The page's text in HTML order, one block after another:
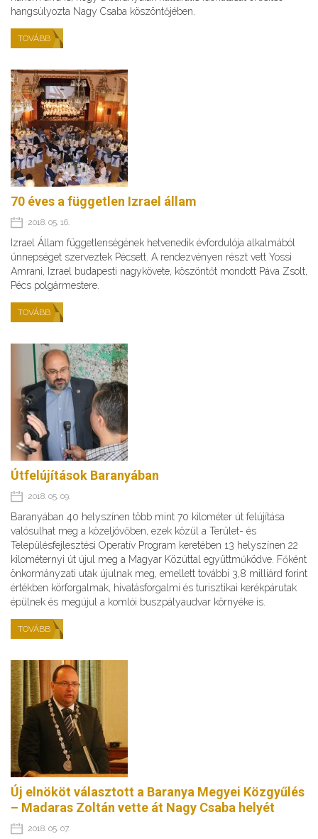
hangsúlyozta Nagy Csaba köszöntőjében.
TOVÁBB
70 éves a független Izrael állam
2018. 05. 16.
Izrael Állam függetlenségének hetvenedik évfordulója alkalmából
ünnepséget szerveztek Pécsett. A rendezvényen részt vett Yossi
Amrani, Izrael budapesti nagykövete, köszöntőt mondott Páva Zsolt,
Pécs polgármestere.
TOVÁBB
Útfelújítások Baranyában
2018. 05. 09.
Baranyában 40 helyszínen több mint 70 kilométer út felújítása
valósulhat meg a közeljövőben, ezek közül a Terület- és
Településfejlesztési Operatív Program keretében 13 helyszínen 22
kilométernyi út újul meg a Magyar Közúttal együttműködve. Főként
önkormányzati utak újulnak meg, emellett további 3,8 milliárd forint
értékben körforgalmak, hivatásforgalmi és turisztikai kerékpárutak
épülnek és megújul a komlói buszpályaudvar környéke is.
TOVÁBB
Új elnököt választott a Baranya Megyei Közgyűlés
– Madaras Zoltán vette át Nagy Csaba helyét
2018. 05. 07.